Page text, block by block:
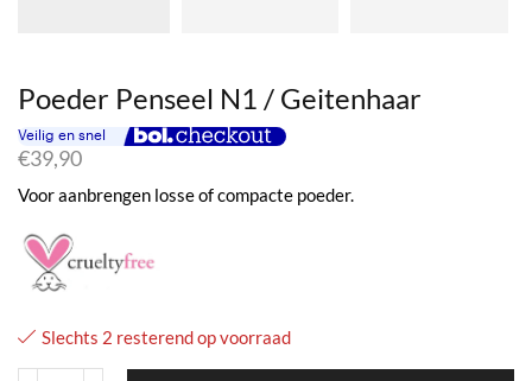
Poeder Penseel N1 / Geitenhaar
€39,90
Voor aanbrengen losse of compacte poeder.
Slechts 2 resterend op voorraad